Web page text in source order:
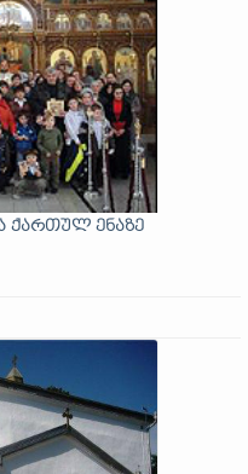
ქართულ ენაზე